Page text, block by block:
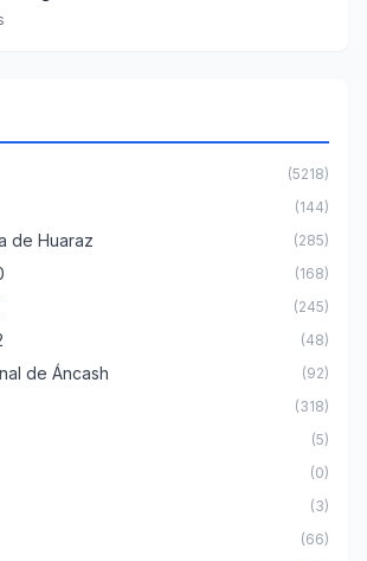
(5218)
(144)
de Huaraz (285)
(168)
(245)
(48)
de Áncash (92)
(318)
(5)
(0)
(3)
(66)